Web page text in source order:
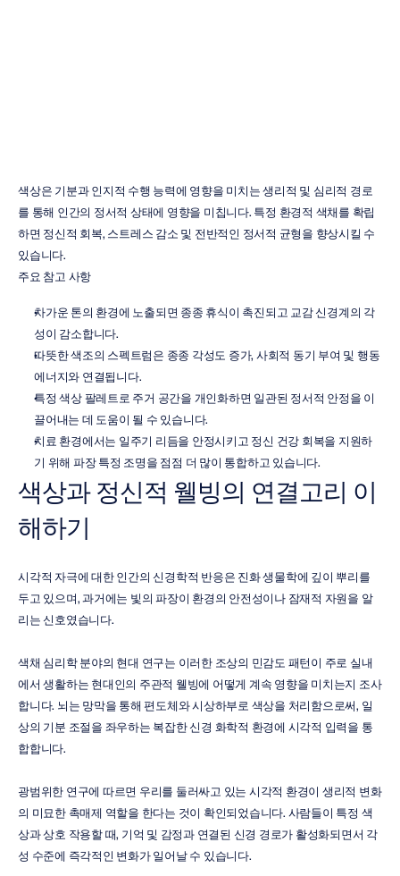
색상은 기분과 인지적 수행 능력에 영향을 미치는 생리적 및 심리적 경로
를 통해 인간의 정서적 상태에 영향을 미칩니다. 특정 환경적 색채를 확립
하면 정신적 회복, 스트레스 감소 및 전반적인 정서적 균형을 향상시킬 수
있습니다.
주요 참고 사항
차가운 톤의 환경에 노출되면 종종 휴식이 촉진되고 교감 신경계의 각
성이 감소합니다.
따뜻한 색조의 스펙트럼은 종종 각성도 증가, 사회적 동기 부여 및 행동
에너지와 연결됩니다.
특정 색상 팔레트로 주거 공간을 개인화하면 일관된 정서적 안정을 이
끌어내는 데 도움이 될 수 있습니다.
치료 환경에서는 일주기 리듬을 안정시키고 정신 건강 회복을 지원하
기 위해 파장 특정 조명을 점점 더 많이 통합하고 있습니다.
색상과 정신적 웰빙의 연결고리 이
해하기
시각적 자극에 대한 인간의 신경학적 반응은 진화 생물학에 깊이 뿌리를
두고 있으며, 과거에는 빛의 파장이 환경의 안전성이나 잠재적 자원을 알
리는 신호였습니다.
색채 심리학 분야의 현대 연구는 이러한 조상의 민감도 패턴이 주로 실내
에서 생활하는 현대인의 주관적 웰빙에 어떻게 계속 영향을 미치는지 조사
합니다. 뇌는 망막을 통해 편도체와 시상하부로 색상을 처리함으로써, 일
상의 기분 조절을 좌우하는 복잡한 신경 화학적 환경에 시각적 입력을 통
합합니다.
광범위한 연구에 따르면 우리를 둘러싸고 있는 시각적 환경이 생리적 변화
의 미묘한 촉매제 역할을 한다는 것이 확인되었습니다. 사람들이 특정 색
상과 상호 작용할 때, 기억 및 감정과 연결된 신경 경로가 활성화되면서 각
성 수준에 즉각적인 변화가 일어날 수 있습니다.